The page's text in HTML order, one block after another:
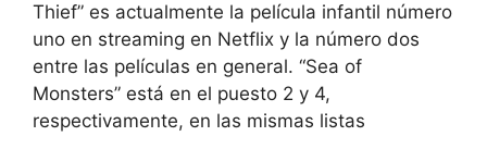
Thief” es actualmente la película infantil número
uno en streaming en Netflix y la número dos
entre las películas en general. “Sea of ​​
Monsters” está en el puesto 2 y 4,
respectivamente, en las mismas listas